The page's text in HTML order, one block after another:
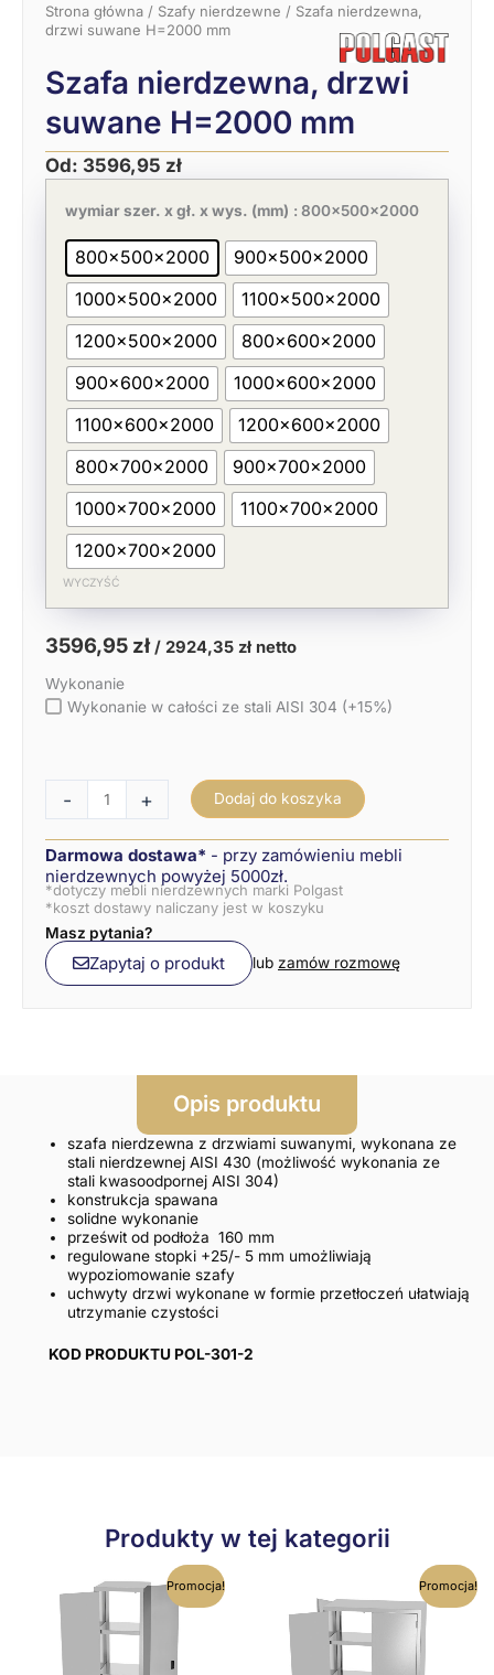
Strona główna / Szafy nierdzewne / Szafa nierdzewna,
drzwi suwane H=2000 mm
Szafa nierdzewna, drzwi
suwane H=2000 mm
Od: 3596,95 zł
wymiar szer. x gł. x wys. (mm) : 800x500x2000
800x500x2000
900x500x2000
1000x500x2000
1100x500x2000
1200x500x2000
800x600x2000
900x600x2000
1000x600x2000
1100x600x2000
1200x600x2000
800x700x2000
900x700x2000
1000x700x2000
1100x700x2000
1200x700x2000
WYCZYŚĆ
Pierwotna
cena
wynosiła:
5533,77 zł.
3596,95 zł
Aktualna
cena
wynosi:
3596,95 zł.
/ 2924,35 złnetto
Wykonanie
Wykonanie w całości ze stali AISI 304 (+15%)
-
Szafa
nierdzewna,
drzwi
suwane
H=2000
+ Dodaj do koszyka
Darmowa dostawa* - przy zamówieniu mebli
nierdzewnych powyżej 5000zł.
*dotyczy mebli nierdzewnych marki Polgast
*koszt dostawy naliczany jest w koszyku
Masz pytania?
Zapytaj o produkt lub zamów rozmowę
Opis produktu
szafa nierdzewna z drzwiami suwanymi, wykonana ze
stali nierdzewnej AISI 430 (możliwość wykonania ze
stali kwasoodpornej AISI 304)
konstrukcja spawana
solidne wykonanie
prześwit od podłoża 160 mm
regulowane stopki +25/- 5 mm umożliwiają
wypoziomowanie szafy
uchwyty drzwi wykonane w formie przetłoczeń ułatwiają
utrzymanie czystości
KOD PRODUKTU POL-301-2
Produkty w tej kategorii
Promocja!
Ten
produkt
wiele
Promocja!
Ten
produkt